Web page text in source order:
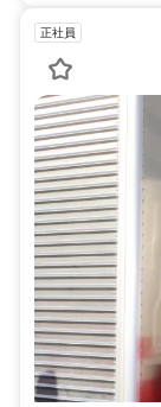
正社員